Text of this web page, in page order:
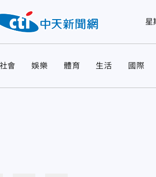
星
社會 娛樂 體育 生活 國際